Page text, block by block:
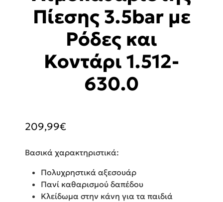
Πίεσης 3.5bar με
Ρόδες και
Κοντάρι 1.512-
630.0
209,99€
Βασικά χαρακτηριστικά:
Πολυχρηστικά αξεσουάρ
Πανί καθαρισμού δαπέδου
Κλείδωμα στην κάνη για τα παιδιά